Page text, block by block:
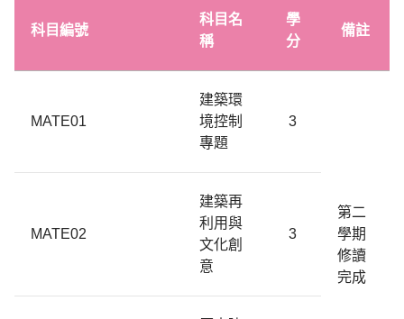
科目編號
科目名
稱
學
分
備註
MATE01
建築環
境控制
專題
3
第二
學期
修讀
完成
MATE02
建築再
利用與
文化創
意
3